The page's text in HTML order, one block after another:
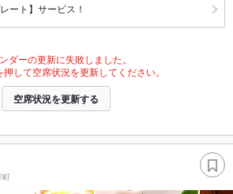
ート】サービス！
ダーの更新に失敗しました。
して空席状況を更新してください。
空席状況を更新する
町